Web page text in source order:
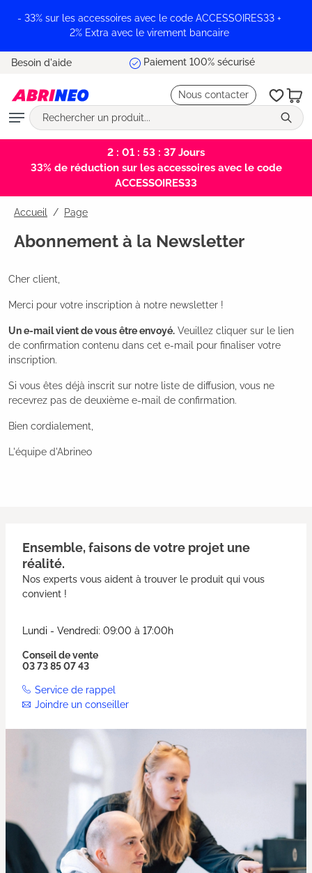
principal
- 33% sur les accessoires avec le code ACCESSOIRES33 +
2% Extra avec le virement bancaire
Besoin d'aide Paiement 100% sécurisé
Nous contacter
2 : 01 : 53 : 37Jours
33% de réduction sur les accessoires avec le code
ACCESSOIRES33
Accueil Page
Abonnement à la Newsletter
Cher client,
Merci pour votre inscription à notre newsletter !
Un e-mail vient de vous être envoyé. Veuillez cliquer sur le lien
de confirmation contenu dans cet e-mail pour finaliser votre
inscription.
Si vous êtes déjà inscrit sur notre liste de diffusion, vous ne
recevrez pas de deuxième e-mail de confirmation.
Bien cordialement,
L'équipe d'Abrineo
Ensemble, faisons de votre projet une
réalité.
Nos experts vous aident à trouver le produit qui vous
convient !
Lundi - Vendredi: 09:00 à 17:00h
Conseil de vente
03 73 85 07 43
Service de rappel
Joindre un conseiller